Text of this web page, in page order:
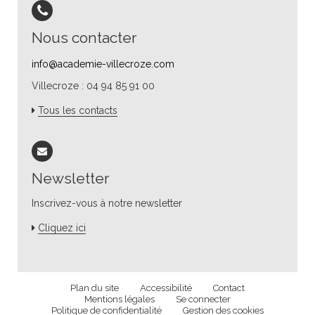
Nous contacter
info@academie-villecroze.com
Villecroze : 04 94 85 91 00
Tous les contacts
Newsletter
Inscrivez-vous à notre newsletter
Cliquez ici
Plan du site Accessibilité
Contact
Mentions légales
Se connecter
Politique de confidentialité
Gestion des cookies